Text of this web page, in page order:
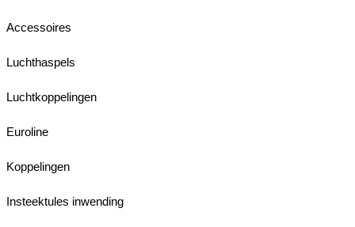
Accessoires
Luchthaspels
Luchtkoppelingen
Euroline
Koppelingen
Insteektules inwending